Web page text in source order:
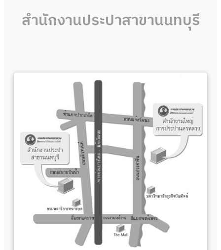
สำนักงานประปาสาขานนทบุรี